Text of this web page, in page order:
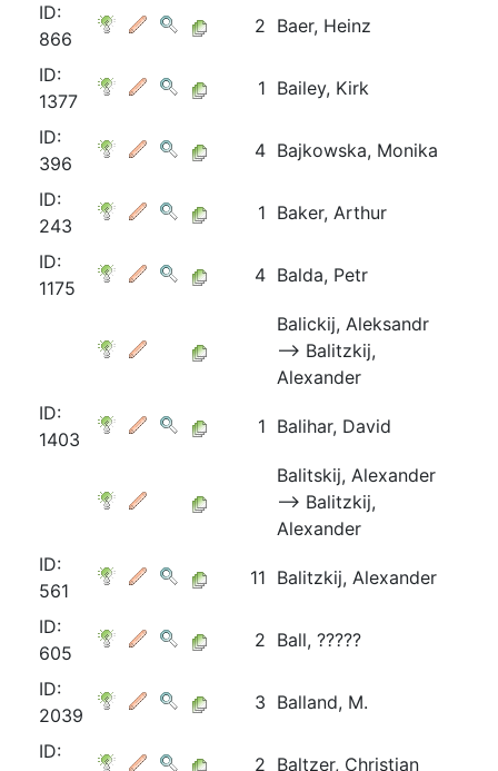
ID:
866
2 Baer, Heinz
ID:
1377
1 Bailey, Kirk
ID:
396
4 Bajkowska, Monika
ID:
243
1 Baker, Arthur
ID:
1175
4 Balda, Petr
Balickij, Aleksandr
⟶ Balitzkij,
Alexander
ID:
1403
1 Balihar, David
Balitskij, Alexander
⟶ Balitzkij,
Alexander
ID:
561
11 Balitzkij, Alexander
ID:
605
2 Ball, ?????
ID:
2039
3 Balland, M.
ID:
2 Baltzer, Christian